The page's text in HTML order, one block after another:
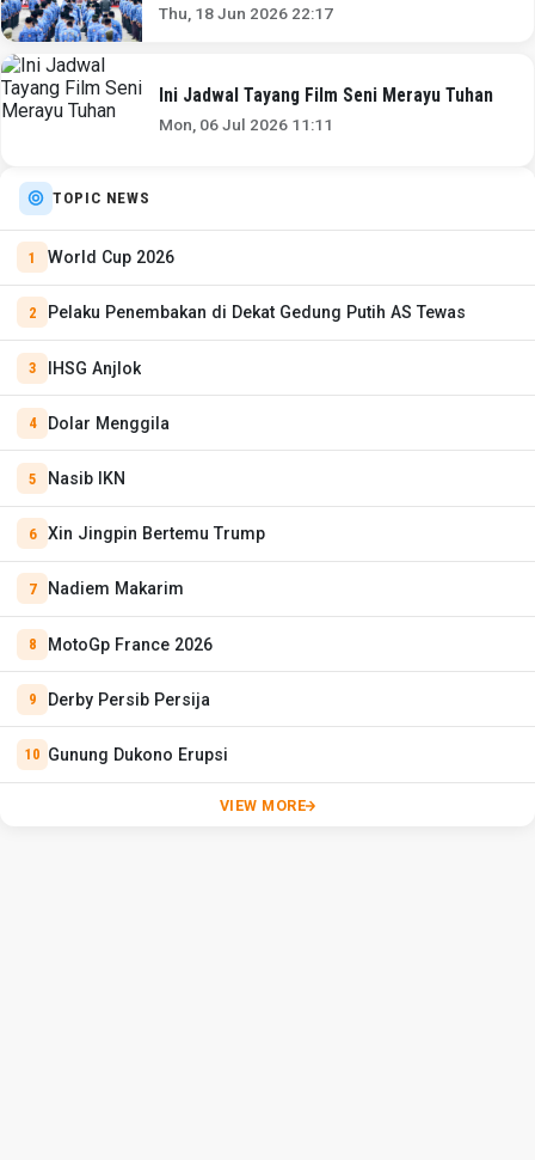
Besarannyaamp;nbsp;
Thu, 18 Jun 2026 22:17
Ini Jadwal Tayang Film Seni Merayu Tuhan
Mon, 06 Jul 2026 11:11
TOPIC NEWS
World Cup 2026
Pelaku Penembakan di Dekat Gedung Putih AS Tewas
IHSG Anjlok
Dolar Menggila
Nasib IKN
Xin Jingpin Bertemu Trump
Nadiem Makarim
MotoGp France 2026
Derby Persib Persija
Gunung Dukono Erupsi
VIEW MORE